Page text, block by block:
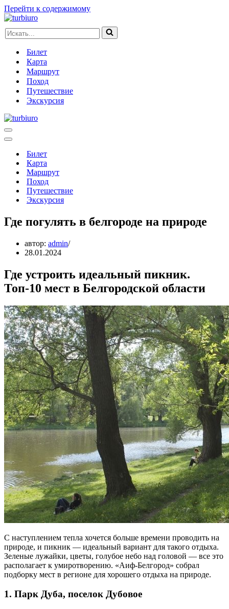
Перейти к содержимому
Искать...
Билет
Карта
Маршрут
Поход
Путешествие
Экскурсия
Меню
навигации
Меню
навигацииБилет
Карта
Маршрут
Поход
Путешествие
Экскурсия
Где погулять в белгороде на природе
автор: admin
28.01.2024
Где устроить идеальный пикник.
Топ-10 мест в Белгородской области
С наступлением тепла хочется больше времени проводить на
природе, и пикник — идеальный вариант для такого отдыха.
Зеленые лужайки, цветы, голубое небо над головой — все это
располагает к умиротворению. «Аиф-Белгород» собрал
подборку мест в регионе для хорошего отдыха на природе.
1. Парк Дуба, поселок Дубовое